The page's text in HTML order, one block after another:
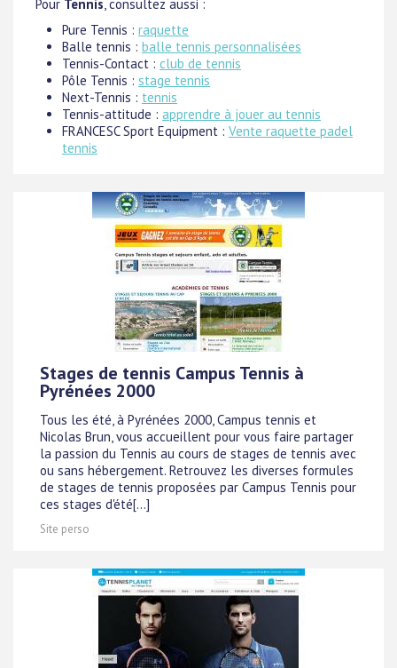
Pour Tennis, consultez aussi :
Pure Tennis : raquette
Balle tennis : balle tennis personnalisées
Tennis-Contact : club de tennis
Pôle Tennis : stage tennis
Next-Tennis : tennis
Tennis-attitude : apprendre à jouer au tennis
FRANCESC Sport Equipment : Vente raquette padel
tennis
Stages de tennis Campus Tennis à
Pyrénées 2000
Tous les été, à Pyrénées 2000, Campus tennis et
Nicolas Brun, vous accueillent pour vous faire partager
la passion du Tennis au cours de stages de tennis avec
ou sans hébergement. Retrouvez les diverses formules
de stages de tennis proposées par Campus Tennis pour
ces stages d'été[...]
Site perso